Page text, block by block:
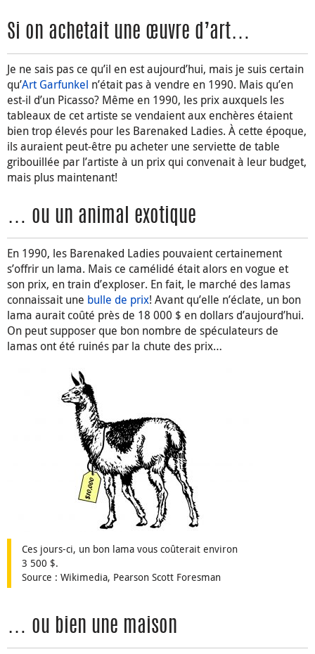
Si on achetait une œuvre d’art…
Je ne sais pas ce qu’il en est aujourd’hui, mais je suis certain
qu’Art Garfunkel n’était pas à vendre en 1990. Mais qu’en
est-il d’un Picasso? Même en 1990, les prix auxquels les
tableaux de cet artiste se vendaient aux enchères étaient
bien trop élevés pour les Barenaked Ladies. À cette époque,
ils auraient peut-être pu acheter une serviette de table
gribouillée par l’artiste à un prix qui convenait à leur budget,
mais plus maintenant!
… ou un animal exotique
En 1990, les Barenaked Ladies pouvaient certainement
s’offrir un lama. Mais ce camélidé était alors en vogue et
son prix, en train d’exploser. En fait, le marché des lamas
connaissait une bulle de prix! Avant qu’elle n’éclate, un bon
lama aurait coûté près de 18 000 $ en dollars d’aujourd’hui.
On peut supposer que bon nombre de spéculateurs de
lamas ont été ruinés par la chute des prix…
Ces jours-ci, un bon lama vous coûterait environ
3 500 $.
Source : Wikimedia, Pearson Scott Foresman
… ou bien une maison